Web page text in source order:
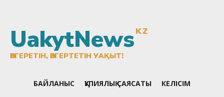
UakytNewsKZ
ӨЗГЕРЕТІН, ӨЗГЕРТЕТІН УАҚЫТ!
БАЙЛАНЫС ҚҰПИЯЛЫҚ САЯСАТЫ КЕЛІСІМ